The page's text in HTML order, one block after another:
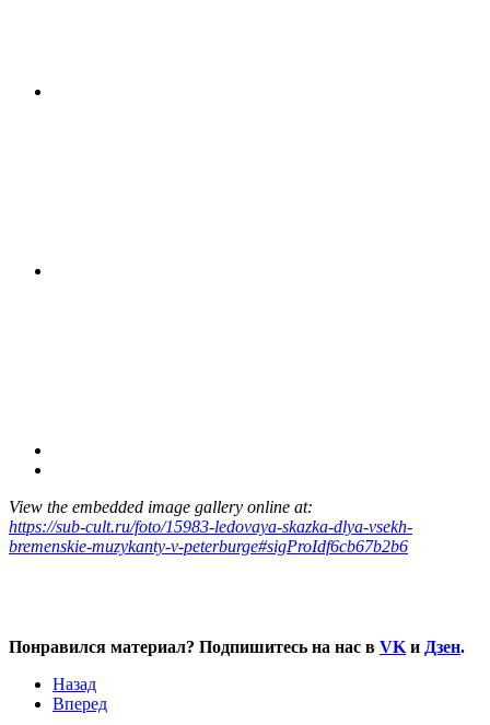
View the embedded image gallery online at:
https://sub-cult.ru/foto/15983-ledovaya-skazka-dlya-vsekh-
bremenskie-muzykanty-v-peterburge#sigProIdf6cb67b2b6
Понравился материал? Подпишитесь на нас в VK и Дзен.
Назад
Вперед